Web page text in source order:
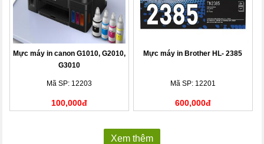
Mực máy in canon G1010, G2010,
G3010
Mã SP: 12203
100,000đ
Mực máy in Brother HL- 2385
Mã SP: 12201
600,000đ
Xem thêm